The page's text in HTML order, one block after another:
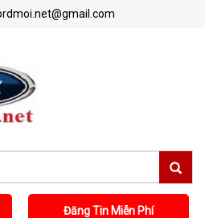
Đăng Tin Miễn Phí